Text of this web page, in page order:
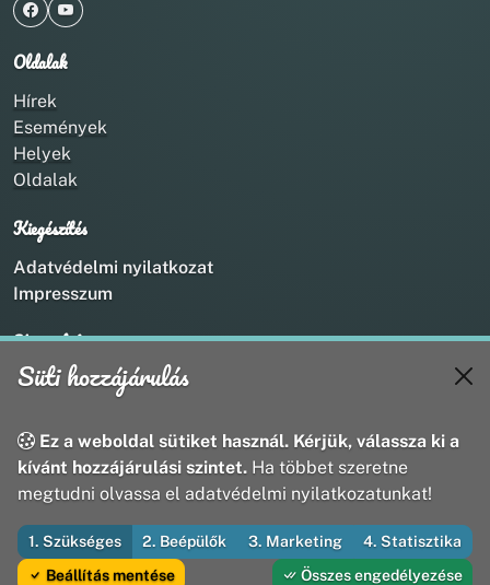
Oldalak
Hírek
Események
Helyek
Oldalak
Kiegészítés
Adatvédelmi nyilatkozat
Impresszum
Kapcsolat
+36 20 211 1888
webmaster@utirany.hu
8419 Csesznek, Vasút u.18.
© 2026 Útirány Webmédia Bt. — Minden jog fenntartva
Fejleszti és üzemelteti az Útirány
Süti hozzájárulás
Ez a weboldal sütiket használ. Kérjük, válassza ki a
kívánt hozzájárulási szintet. Ha többet szeretne
megtudni olvassa el adatvédelmi nyilatkozatunkat!
1. Szükséges 2. Beépülők 3. Marketing
4. Statisztika
Beállítás mentése
Összes engedélyezése